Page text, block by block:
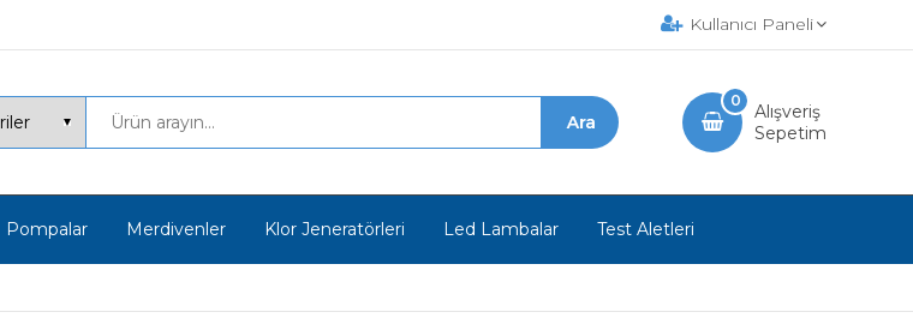
Kullanıcı Paneli
Alışveriş
Sepetim
0
Pompalar Merdivenler Klor Jeneratörleri Led Lambalar Test Aletleri